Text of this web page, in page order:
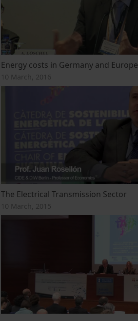
Energy costs in Germany and Europe
10 March, 2016
The Electrical Transmission Sector
10 March, 2015